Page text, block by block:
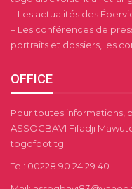
– Les actualités des
– Les conférences de
portraits et dossiers, les
OFFICE
Pour toutes informations,
ASSOGBAVI Fifadji
togofoot.tg
Tel: 00228 90 24 29 40